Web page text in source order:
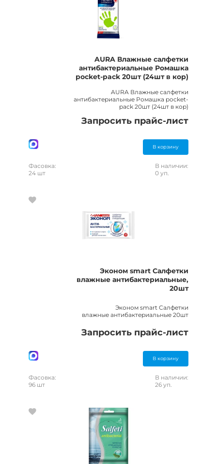
AURA Влажные салфетки
антибактериальные Ромашка
pocket-pack 20шт (24шт в кор)
AURA Влажные салфетки
антибактериальные Ромашка pocket-
pack 20шт (24шт в кор)
Запросить прайс-лист
В корзину
Фасовка:
24 шт
В наличии:
0 уп.
Эконом smart Салфетки
влажные антибактериальные,
20шт
Эконом smart Салфетки
влажные антибактериальные 20шт
Запросить прайс-лист
В корзину
Фасовка:
96 шт
В наличии:
26 уп.